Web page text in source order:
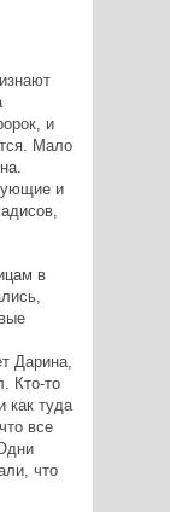
и
Мало
и
в
Дарина,
Кто-то
как туда
все
что